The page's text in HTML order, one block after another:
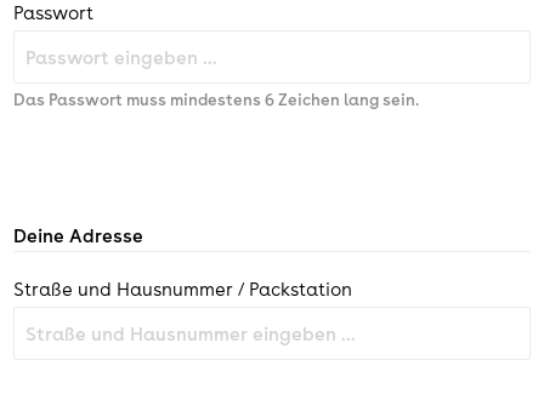
Passwort
Das Passwort muss mindestens 6 Zeichen lang sein.
Deine Adresse
Straße und Hausnummer / Packstation